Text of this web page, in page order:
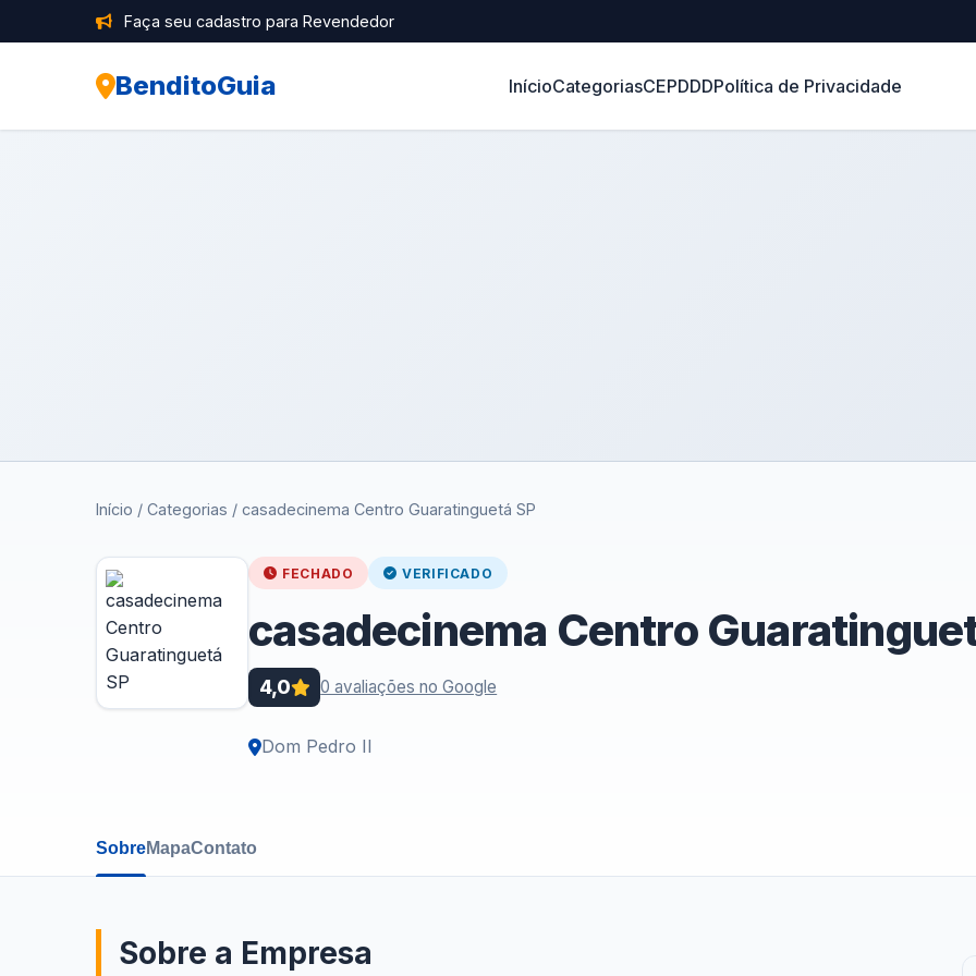
Faça seu cadastro para Revendedor
BenditoGuia InícioCategoriasCEPDDDPolítica de Privacidade
Início / Categorias / casadecinema Centro Guaratinguetá SP
FECHADO VERIFICADO
casadecinema Centro
4,0 0 avaliações no Google
Dom Pedro II
SobreMapaContato
Sobre a Empresa